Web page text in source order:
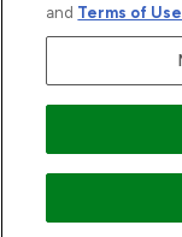
2026 THG Beauty
Pay Securely
and Terms of Use